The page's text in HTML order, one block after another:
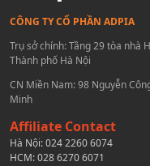
CÔNG TY CỔ PHẦN ADPIA
Trụ sở chính: Tầng 29 tòa nhà
Thành phố Hà Nội
CN Miền Nam: 98 Nguyễn
Minh
Affiliate Contact
Hà Nội:024 2260 6074
HCM:028 6270 6071